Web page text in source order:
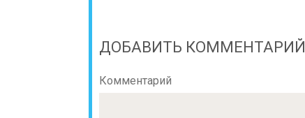
ДОБАВИТЬ КОММЕНТАРИЙ
Комментарий